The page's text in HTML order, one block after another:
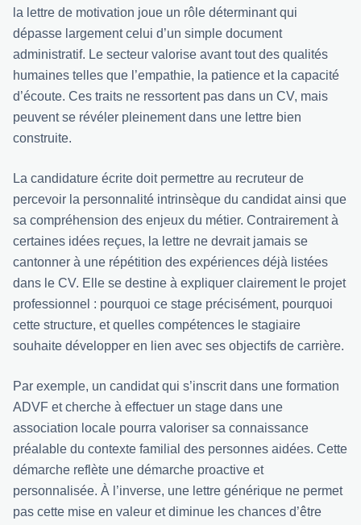
la lettre de motivation joue un rôle déterminant qui
dépasse largement celui d’un simple document
administratif. Le secteur valorise avant tout des qualités
humaines telles que l’empathie, la patience et la capacité
d’écoute. Ces traits ne ressortent pas dans un CV, mais
peuvent se révéler pleinement dans une lettre bien
construite.
La candidature écrite doit permettre au recruteur de
percevoir la personnalité intrinsèque du candidat ainsi que
sa compréhension des enjeux du métier. Contrairement à
certaines idées reçues, la lettre ne devrait jamais se
cantonner à une répétition des expériences déjà listées
dans le CV. Elle se destine à expliquer clairement le projet
professionnel : pourquoi ce stage précisément, pourquoi
cette structure, et quelles compétences le stagiaire
souhaite développer en lien avec ses objectifs de carrière.
Par exemple, un candidat qui s’inscrit dans une formation
ADVF et cherche à effectuer un stage dans une
association locale pourra valoriser sa connaissance
préalable du contexte familial des personnes aidées. Cette
démarche reflète une démarche proactive et
personnalisée. À l’inverse, une lettre générique ne permet
pas cette mise en valeur et diminue les chances d’être